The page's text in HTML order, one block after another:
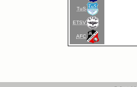
TuS
ETSV
AFC